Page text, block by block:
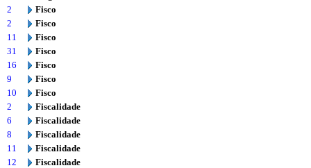
2
Fisco
2
Fisco
11
Fisco
31
Fisco
16
Fisco
9
Fisco
10
Fisco
2
Fiscalidade
6
Fiscalidade
8
Fiscalidade
11
Fiscalidade
12
Fiscalidade